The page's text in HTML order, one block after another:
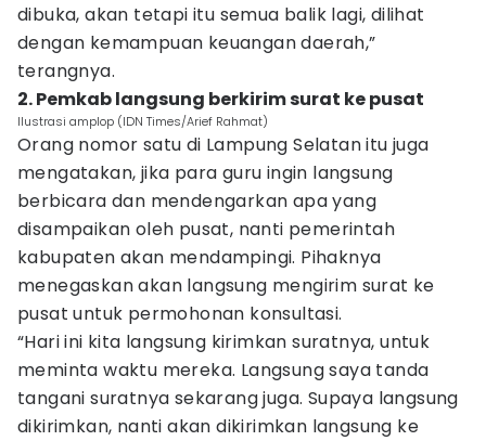
dibuka, akan tetapi itu semua balik lagi, dilihat
dengan kemampuan keuangan daerah,”
terangnya.
2. Pemkab langsung berkirim surat ke pusat
Ilustrasi amplop (IDN Times/Arief Rahmat)
Orang nomor satu di Lampung Selatan itu juga
mengatakan, jika para guru ingin langsung
berbicara dan mendengarkan apa yang
disampaikan oleh pusat, nanti pemerintah
kabupaten akan mendampingi. Pihaknya
menegaskan akan langsung mengirim surat ke
pusat untuk permohonan konsultasi.
“Hari ini kita langsung kirimkan suratnya, untuk
meminta waktu mereka. Langsung saya tanda
tangani suratnya sekarang juga. Supaya langsung
dikirimkan, nanti akan dikirimkan langsung ke